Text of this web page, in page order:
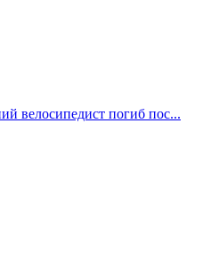
велосипедист погиб пос...